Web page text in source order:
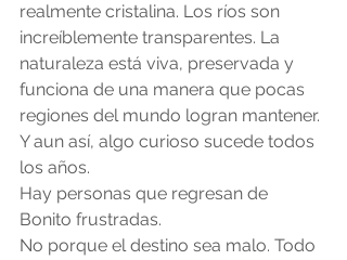
realmente cristalina. Los ríos son
increíblemente transparentes. La
naturaleza está viva, preservada y
funciona de una manera que pocas
regiones del mundo logran mantener.
Y aun así, algo curioso sucede todos
los años.
Hay personas que regresan de
Bonito frustradas.
No porque el destino sea malo. Todo